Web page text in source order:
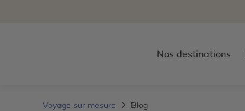
Nos destinations
Voyage sur mesure Blog